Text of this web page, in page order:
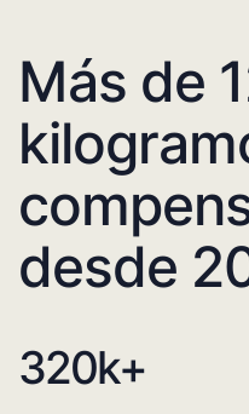
Más de
desde
320k+